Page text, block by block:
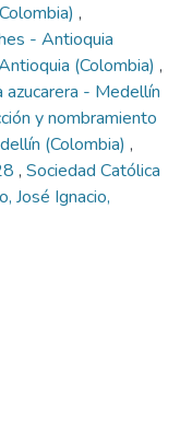
,
- Antioquia
(Colombia) ,
azucarera - Medellín
y nombramiento
(Colombia) ,
, Sociedad Católica
José Ignacio,